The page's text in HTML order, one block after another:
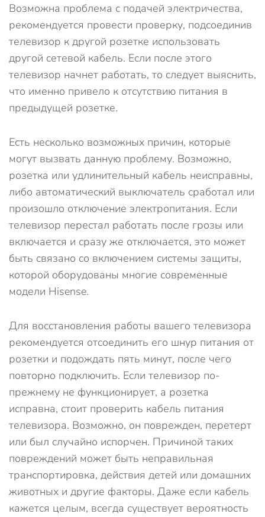
Возможна проблема с подачей электричества,
рекомендуется провести проверку, подсоединив
телевизор к другой розетке использовать
другой сетевой кабель. Если после этого
телевизор начнет работать, то следует выяснить,
что именно привело к отсутствию питания в
предыдущей розетке.
Есть несколько возможных причин, которые
могут вызвать данную проблему. Возможно,
розетка или удлинительный кабель неисправны,
либо автоматический выключатель сработал или
произошло отключение электропитания. Если
телевизор перестал работать после грозы или
включается и сразу же отключается, это может
быть связано со включением системы защиты,
которой оборудованы многие современные
модели Hisense.
Для восстановления работы вашего телевизора
рекомендуется отсоединить его шнур питания от
розетки и подождать пять минут, после чего
повторно подключить. Если телевизор по-
прежнему не функционирует, а розетка
исправна, стоит проверить кабель питания
телевизора. Возможно, он поврежден, перетерт
или был случайно испорчен. Причиной таких
повреждений может быть неправильная
транспортировка, действия детей или домашних
животных и другие факторы. Даже если кабель
кажется целым, всегда существует вероятность